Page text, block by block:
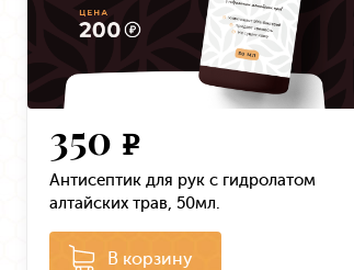
350 e
Антисептик для рук с гидролатом
алтайских трав, 50мл.
В корзину